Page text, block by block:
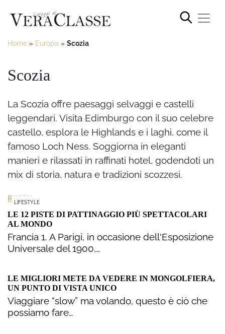
Home » Europa » Scozia
Scozia
La Scozia offre paesaggi selvaggi e castelli
leggendari. Visita Edimburgo con il suo celebre
castello, esplora le Highlands e i laghi, come il
famoso Loch Ness. Soggiorna in eleganti
manieri e rilassati in raffinati hotel, godendoti un
mix di storia, natura e tradizioni scozzesi.
LIFESTYLE
RUSSIA
LE 12 PISTE DI PATTINAGGIO PIÙ SPETTACOLARI
AL MONDO
Francia 1. A Parigi, in occasione dell'Esposizione
Universale del 1900,…
LE MIGLIORI METE DA VEDERE IN MONGOLFIERA,
UN PUNTO DI VISTA UNICO
Viaggiare “slow” ma volando, questo è ciò che
possiamo fare…